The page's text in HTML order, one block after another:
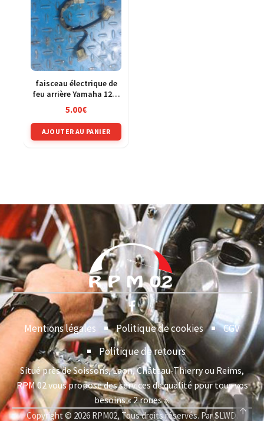
faisceau électrique de
feu arrière Yamaha 1200
XJR 4pu
5.00€
AJOUTER AU PANIER
Mentions légales Politique de cookies
CGV
Politique de retours
Situé près de Soissons, Laon, Château-Thierry ou Reims,
RPM 02 vous propose des services de qualité pour tous vos
besoins « 2 roues ».
Copyright © 2026 RPM02, Tous droits réservés. Par SLWD.↑